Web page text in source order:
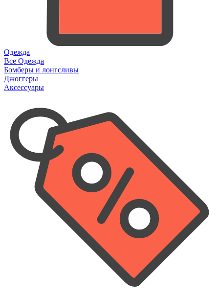
Одежда
Все Одежда
Бомберы и лонгсливы
Джоггеры
Аксессуары